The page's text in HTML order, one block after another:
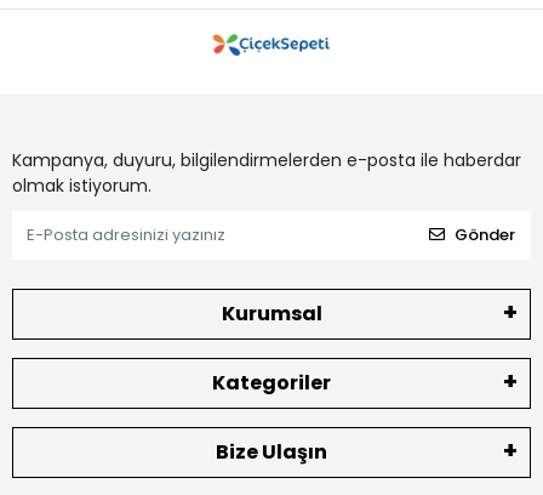
Kampanya, duyuru, bilgilendirmelerden e-posta ile haberdar
olmak istiyorum.
Gönder
Kurumsal
Kategoriler
Bize Ulaşın